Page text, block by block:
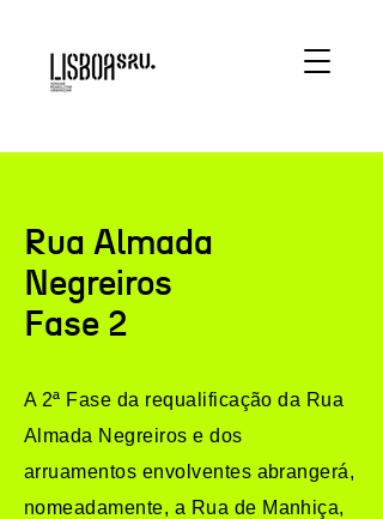
Rua Almada
Negreiros
Fase 2
A 2ª Fase da requalificação da Rua
Almada Negreiros e dos
arruamentos envolventes abrangerá,
nomeadamente, a Rua de Manhiça,